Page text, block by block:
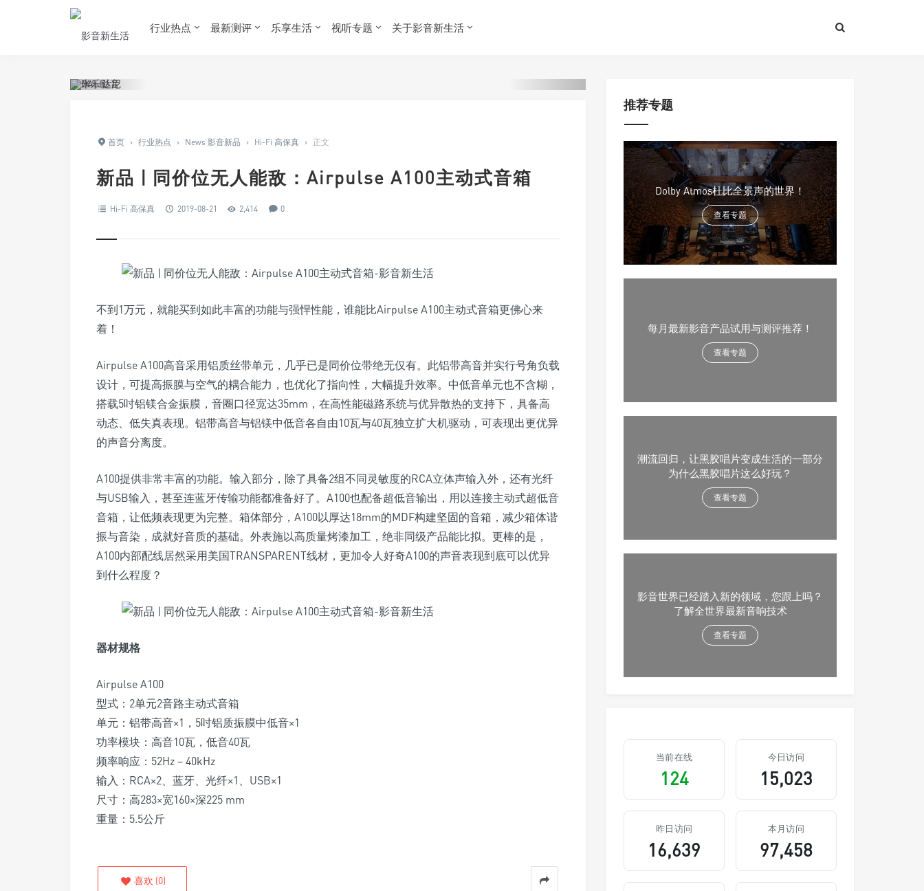
行业热点 最新测评 乐享生活 视听专题 关于影音新生活
首页 › 行业热点 › News 影音新品 › Hi-Fi 高保真 › 正文
新品 | 同价位无人能敌：Airpulse A100主动式音箱
Hi-Fi 高保真 2019-08-21 2,414 0
不到1万元，就能买到如此丰富的功能与强悍性能，谁能比Airpulse A100主动式音箱更佛心来
着！
Airpulse A100高音采用铝质丝带单元，几乎已是同价位带绝无仅有。此铝带高音并实行号角负载
设计，可提高振膜与空气的耦合能力，也优化了指向性，大幅提升效率。中低音单元也不含糊，
搭载5吋铝镁合金振膜，音圈口径宽达35mm，在高性能磁路系统与优异散热的支持下，具备高
动态、低失真表现。铝带高音与铝镁中低音各自由10瓦与40瓦独立扩大机驱动，可表现出更优异
的声音分离度。
A100提供非常丰富的功能。输入部分，除了具备2组不同灵敏度的RCA立体声输入外，还有光纤
与USB输入，甚至连蓝牙传输功能都准备好了。A100也配备超低音输出，用以连接主动式超低音
音箱，让低频表现更为完整。箱体部分，A100以厚达18mm的MDF构建坚固的音箱，减少箱体谐
振与音染，成就好音质的基础。外表施以高质量烤漆加工，绝非同级产品能比拟。更棒的是，
A100内部配线居然采用美国TRANSPARENT线材，更加令人好奇A100的声音表现到底可以优异
到什么程度？
器材规格
Airpulse A100
型式：2单元2音路主动式音箱
单元：铝带高音×1，5吋铝质振膜中低音×1
功率模块：高音10瓦，低音40瓦
频率响应：52Hz – 40kHz
输入：RCA×2、蓝牙、光纤×1、USB×1
尺寸：高283×宽160×深225 mm
重量：5.5公斤
喜欢 (0)
推荐专题
Dolby Atmos杜比全景声的世界！
查看专题
每月最新影音产品试用与测评推荐！
查看专题
潮流回归，让黑胶唱片变成生活的一部分
为什么黑胶唱片这么好玩？
查看专题
影音世界已经踏入新的领域，您跟上吗？
了解全世界最新音响技术
查看专题
当前在线
124
今日访问
15,023
昨日访问
16,639
本月访问
97,458